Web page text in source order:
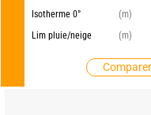
Isotherme 0°
(m)
Lim pluie/neige
(m)